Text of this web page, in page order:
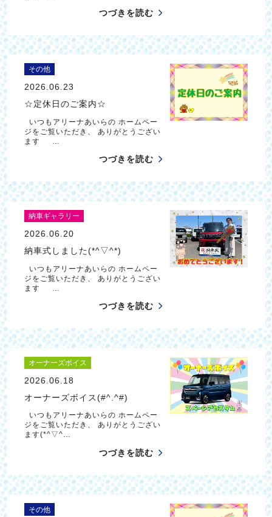
つづきを読む
その他
2026.06.23
☆定休日のご案内☆
いつもアリーナあいらの ホームペー
ジをご覧いただき、 ありがとうござい
ます …
つづきを読む
納車ギャラリー
2026.06.20
納車式しました(*^▽^*)
いつもアリーナあいらの ホームペー
ジをご覧いただき、 ありがとうござい
ます …
つづきを読む
オーナーズボイス
2026.06.18
オーナーズボイス(#^.^#)
いつもアリーナあいらの ホームペー
ジをご覧いただき、 ありがとうござい
ます(*^▽^…
つづきを読む
その他